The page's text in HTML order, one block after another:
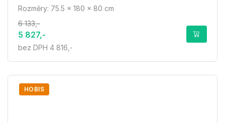
Rozměry: 75.5 × 180 × 80 cm
6 133,-
5 827,-
bez DPH 4 816,-
HOBIS